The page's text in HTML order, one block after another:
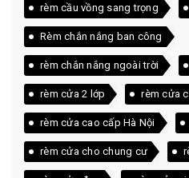
rèm cầu vồng sang trọng
Rèm chắn nắng ban công
rèm chắn nắng ngoài trời
rèm cửa 2 lớp rèm cửa
rèm cửa cao cấp Hà Nội
rèm cửa cho chung cư